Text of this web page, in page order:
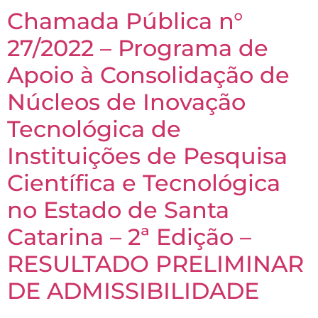
Chamada Pública n°
27/2022 – Programa de
Apoio à Consolidação de
Núcleos de Inovação
Tecnológica de
Instituições de Pesquisa
Científica e Tecnológica
no Estado de Santa
Catarina – 2ª Edição –
RESULTADO PRELIMINAR
DE ADMISSIBILIDADE